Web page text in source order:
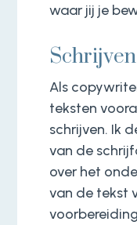
waar jij je
Als
teksten
schrijven. Ik
van de
over het
van de tekst